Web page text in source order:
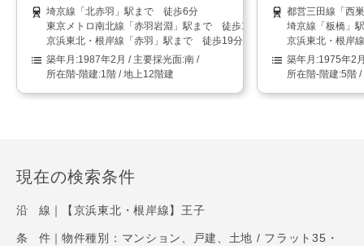
埼京線「北赤羽」駅まで 徒歩6分
東京メトロ南北線「赤羽岩淵」駅まで 徒歩12分
京浜東北・根岸線「赤羽」駅まで 徒歩19分
1987年2月
南
1階 / 地上12階建
都営三田線「西
埼京線「板橋」
京浜東北・根岸
1975年2
5階 /
現在の検索条件
沿 線｜ 【京浜東北・根岸線】王子
条 件｜ 物件種別：マンション、戸建、土地 / フラット35・